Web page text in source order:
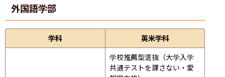
外国語学部
学科 英米学科
学校推薦型選抜（大学入学
共通テストを課さない・愛